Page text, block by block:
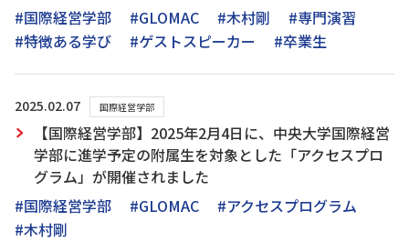
#国際経営学部
#GLOMAC #木村剛
#専門演習
#特徴ある学び
#ゲストスピーカー #卒業生
2025.02.07 国際経営学部
【国際経営学部】2025年2月4日に、中央大学国際経営
学部に進学予定の附属生を対象とした「アクセスプロ
グラム」が開催されました
#国際経営学部
#GLOMAC
#アクセスプログラム
#木村剛